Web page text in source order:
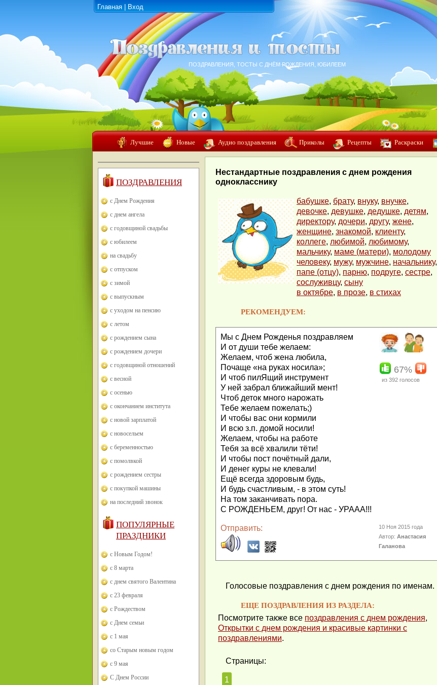
Главная Вход
ПОЗДРАВЛЕНИЯ, ТОСТЫ С ДНЁМ РОЖДЕНИЯ, ЮБИЛЕЕМ
Лучшие Новые Аудио поздравления Приколы Рецепты Раскраски
ПОЗДРАВЛЕНИЯ
с Днем Рождения
с днем ангела
с годовщиной свадьбы
с юбилеем
на свадьбу
с отпуском
с зимой
с выпускным
с уходом на пенсию
с летом
с рождением сына
с рождением дочери
с годовщиной отношений
с весной
с осенью
с окончанием института
с новой зарплатой
с новосельем
с беременностью
с помолвкой
с рождением сестры
с покупкой машины
на последний звонок
ПОПУЛЯРНЫЕ
ПРАЗДНИКИ
с Новым Годом!
с 8 марта
с днем святого Валентина
с 23 февраля
с Рождеством
с Днем семьи
с 1 мая
со Старым новым годом
с 9 мая
С Днем России
Нестандартные поздравления с днем рождения
однокласснику
бабушке, брату, внуку, внучке,
девочке, девушке, дедушке, детям,
директору, дочери, другу, жене,
женщине, знакомой, клиенту,
коллеге, любимой, любимому,
мальчику, маме (матери), молодому
человеку, мужу, мужчине, начальнику,
папе (отцу), парню, подруге, сестре,
сослуживцу, сыну
в октябре, в прозе, в стихах
РЕКОМЕНДУЕМ:
Мы с Днем Рожденья поздравляем
И от души тебе желаем:
Желаем, чтоб жена любила,
Почаще «на руках носила»;
И чтоб пилЯщий инструмент
У ней забрал ближайший мент!
Чтоб деток много нарожать
Тебе желаем пожелать;)
И чтобы вас они кормили
И всю з.п. домой носили!
Желаем, чтобы на работе
Тебя за всё хвалили тёти!
И чтобы пост почётный дали,
И денег куры не клевали!
Ещё всегда здоровым будь,
И будь счастливым, - в этом суть!
На том заканчивать пора.
С РОЖДЕНЬЕМ, друг! От нас - УРААА!!!
67%
из 392 голосов
Отправить:
10 Ноя 2015 года
Автор:Анастасия
Галанова
Голосовые поздравления с днем рождения по именам.
ЕЩЕ ПОЗДРАВЛЕНИЯ ИЗ РАЗДЕЛА:
Посмотрите также все поздравления с днем рождения,
Открытки с днем рождения и красивые картинки с
поздравлениями.
Страницы:
1